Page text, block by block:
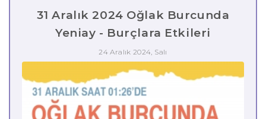
31 Aralık 2024 Oğlak Burcunda
Yeniay - Burçlara Etkileri
24 Aralık 2024, Salı